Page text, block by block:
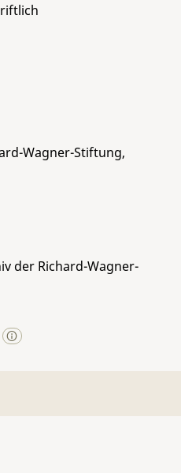
Wagner-Stiftung,
der Richard-Wagner-